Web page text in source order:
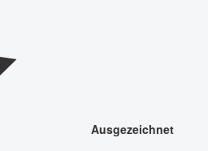
Ausgezeichnet